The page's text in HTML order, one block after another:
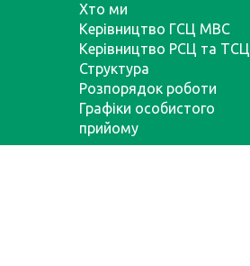
Хто ми
Керівництво ГСЦ МВС
Керівництво РСЦ та ТСЦ
Структура
Розпорядок роботи
Графіки особистого
прийому